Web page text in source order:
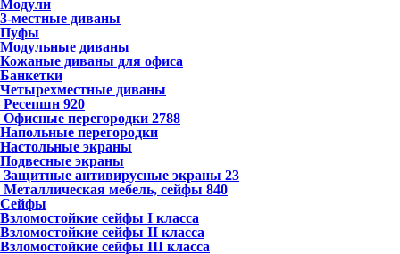
Модули
3-местные диваны
Пуфы
Модульные диваны
Кожаные диваны для офиса
Банкетки
Четырехместные диваны
Ресепшн 920
Офисные перегородки 2788
Напольные перегородки
Настольные экраны
Подвесные экраны
Защитные антивирусные экраны 23
Металлическая мебель, сейфы 840
Сейфы
Взломостойкие сейфы I класса
Взломостойкие сейфы II класса
Взломостойкие сейфы III класса